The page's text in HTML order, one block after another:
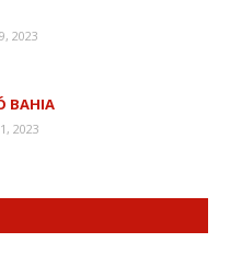
2023
BAHIA
2023